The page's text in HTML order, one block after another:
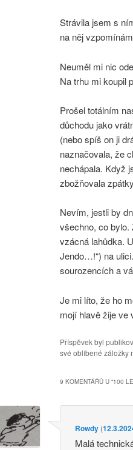
Strávila jsem s
na něj
Neuměl mi nic
Na trhu mi koupil
Prošel totálním
důchodu jako
(nebo spíš on ji
naznačovala, že
nechápala. Když
zbožňovala
Nevím, jestli by
všechno, co
vzácná lahůdka.
Jendo…!“) na
sourozencích a
Je mi líto, že ho
mojí hlavě žije ve
Příspěvek byl
své oblíbené záložky
9 KOMENTÁŘŮ U “100
Rowdy (
Malá